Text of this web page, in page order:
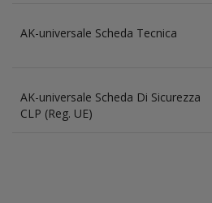
AK-universale Scheda Tecnica
AK-universale Scheda Di Sicurezza
CLP (Reg. UE)